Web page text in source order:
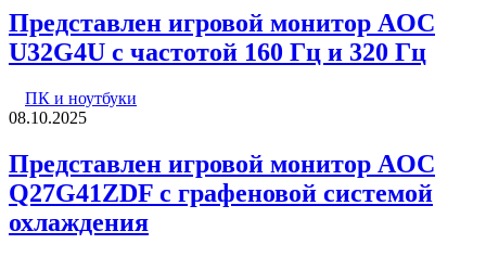
Представлен игровой монитор AOC
U32G4U с частотой 160 Гц и 320 Гц
ПК и ноутбуки
08.10.2025
Представлен игровой монитор AOC
Q27G41ZDF с графеновой системой
охлаждения